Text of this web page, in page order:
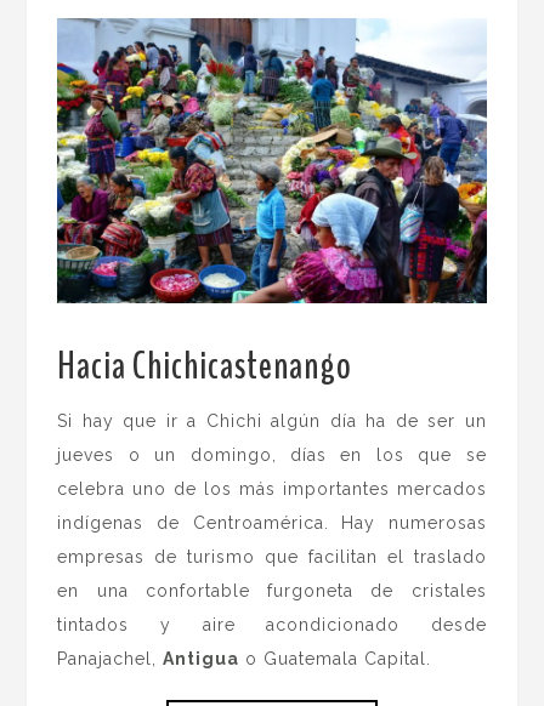
Hacia Chichicastenango
Si hay que ir a Chichi algún día ha de ser un
jueves o un domingo, días en los que se
celebra uno de los más importantes mercados
indígenas de Centroamérica. Hay numerosas
empresas de turismo que facilitan el traslado
en una confortable furgoneta de cristales
tintados y aire acondicionado desde
Panajachel,Antigua o Guatemala Capital.